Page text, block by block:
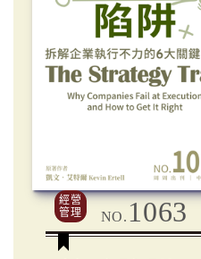
經營
管理
NO. 1063